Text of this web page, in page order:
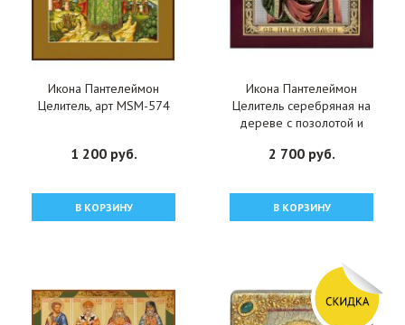
Икона Пантелеймон
Целитель, арт MSM-574
1 200 руб.
В КОРЗИНУ
Икона Пантелеймон
Целитель серебряная на
дереве с позолотой и
БЧ-122
2 700 руб.
В КОРЗИНУ